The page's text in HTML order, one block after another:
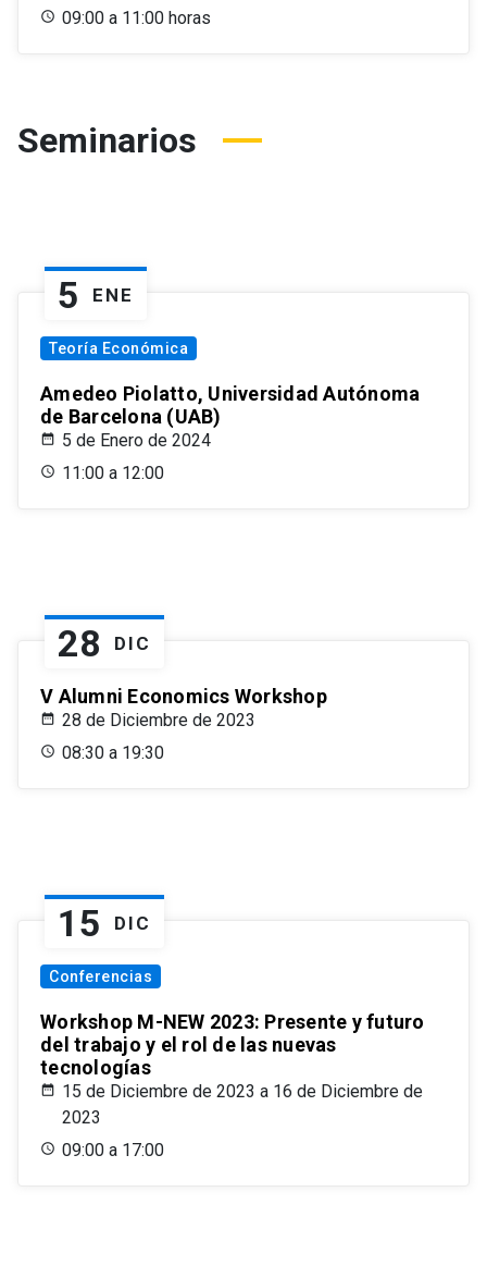
09:00 a 11:00 horas
Seminarios
5 ENE
Teoría Económica
Amedeo Piolatto, Universidad Autónoma
de Barcelona (UAB)
5 de Enero de 2024
11:00 a 12:00
28 DIC
V Alumni Economics Workshop
28 de Diciembre de 2023
08:30 a 19:30
15 DIC
Conferencias
Workshop M-NEW 2023: Presente y futuro
del trabajo y el rol de las nuevas
tecnologías
15 de Diciembre de 2023 a 16 de Diciembre de
2023
09:00 a 17:00